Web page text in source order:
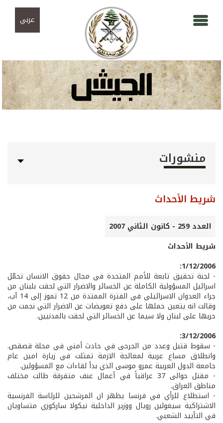
عربي
منشورات
شريط الأحداث
العدد 259 - كانون الثاني 2007
شريط الأحداث
1/12/2006:
- لجنة تحقيق تابعة للأمم المتحدة في مجال حقوق الانسان تحمّل
اسرائيل المسؤولية الكاملة عن الخسائر والاضرار التي لحقت بلبنان من
جراء العدوان الاسرائيلي في الفترة الممتدة من 12 تموز إلى 14 آب،
وقالت انه يتعين حملها على دفع تعويضات عن الاضرار التي نجمت من
حربها على لبنان ولا سيما عن الخسائر التي لحقت بالمدنيين.
3/12/2006:
- سقوط قتيل وعدد من الجرحى في حادث أمني في محلة قصقص.
وانطلاق مساع عربية لمعالجة الازمة تمثلت في زيارة امين عام
جامعة الدول العربية عمرو موسى الذي بدأ لقاءات مع المسؤولين.
- مقتل حوالى 37 عراقياً في أعمال عنف متفرقة طالت مختلف
مناطق العراق.
- استطلاع للرأي في فرنسا يظهر ان المرشحين للرئاسة الفرنسية
الاشتراكية سيغولين رويال ووزير الداخلية نيكولا ساركوزي متساويان
في التأييد الشعبي.